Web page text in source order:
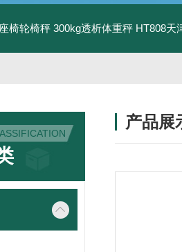
椅轮椅秤 300kg透析体重秤 HT808天
产品展